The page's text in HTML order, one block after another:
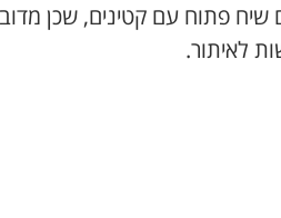
פתוח עם קטינים, שכן
לאיתור.